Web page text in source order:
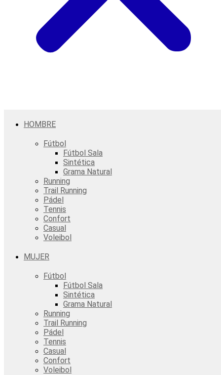
HOMBRE
Fútbol
Fútbol Sala
Sintética
Grama Natural
Running
Trail Running
Pádel
Tennis
Confort
Casual
Voleibol
MUJER
Fútbol
Fútbol Sala
Sintética
Grama Natural
Running
Trail Running
Pádel
Tennis
Casual
Confort
Voleibol